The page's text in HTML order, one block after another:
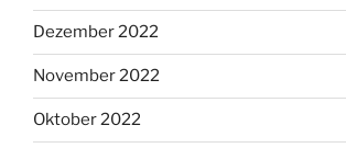
Dezember 2022
November 2022
Oktober 2022